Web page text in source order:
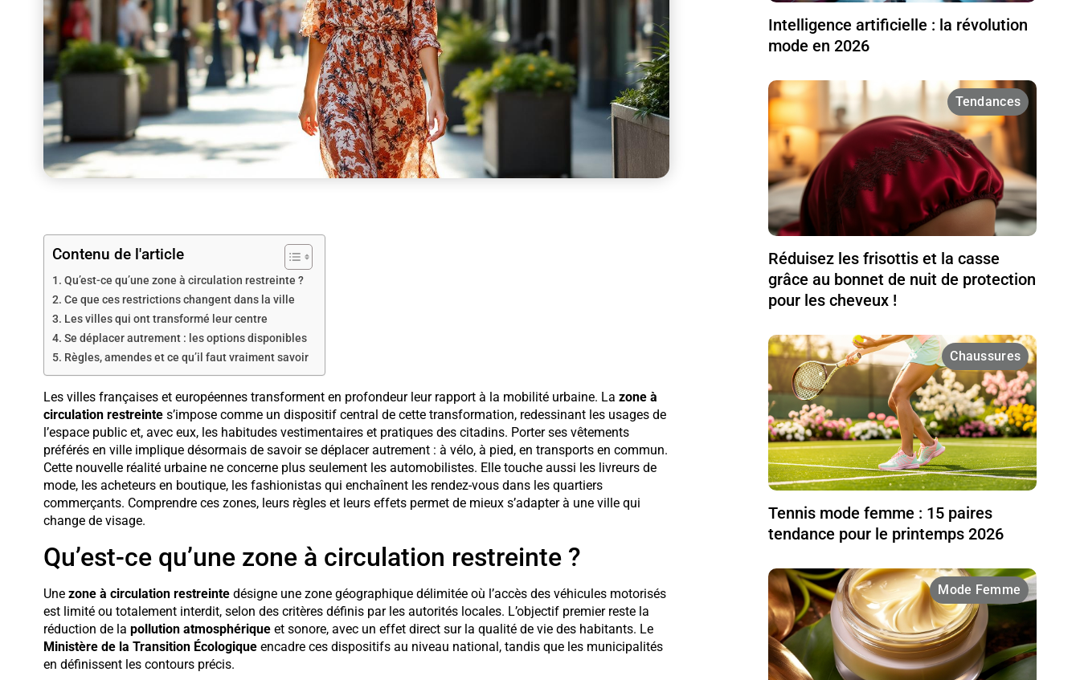
Contenu de l'article
Qu’est-ce qu’une zone à circulation restreinte ?
Ce que ces restrictions changent dans la ville
Les villes qui ont transformé leur centre
Se déplacer autrement : les options disponibles
Règles, amendes et ce qu’il faut vraiment savoir
Les villes françaises et européennes transforment en profondeur leur rapport à la mobilité urbaine. La zone à
circulation restreintes’impose comme un dispositif central de cette transformation, redessinant les usages de
l’espace public et, avec eux, les habitudes vestimentaires et pratiques des citadins. Porter ses vêtements
préférés en ville implique désormais de savoir se déplacer autrement : à vélo, à pied, en transports en commun.
Cette nouvelle réalité urbaine ne concerne plus seulement les automobilistes. Elle touche aussi les livreurs de
mode, les acheteurs en boutique, les fashionistas qui enchaînent les rendez-vous dans les quartiers
commerçants. Comprendre ces zones, leurs règles et leurs effets permet de mieux s’adapter à une ville qui
change de visage.
Qu’est-ce qu’une zone à circulation restreinte ?
Une zone à circulation restreintedésigne une zone géographique délimitée où l’accès des véhicules motorisés
est limité ou totalement interdit, selon des critères définis par les autorités locales. L’objectif premier reste la
réduction de la pollution atmosphériqueet sonore, avec un effet direct sur la qualité de vie des habitants. Le
Ministère de la Transition Écologiqueencadre ces dispositifs au niveau national, tandis que les municipalités
en définissent les contours précis.
Intelligence artificielle : la révolution
mode en 2026
Tendances
Réduisez les frisottis et la casse
grâce au bonnet de nuit de protection
pour les cheveux !
Chaussures
Tennis mode femme : 15 paires
tendance pour le printemps 2026
Mode Femme